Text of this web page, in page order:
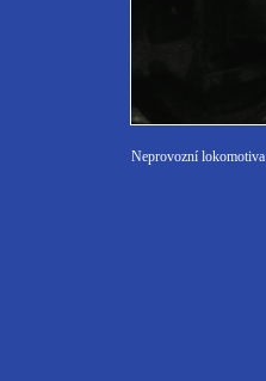
Neprovozní lokomotiva